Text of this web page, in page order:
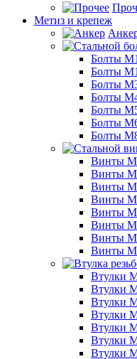
Метиз и крепеж
Болты
Болты
Болты
Болты
Болты
Болты
Болты
Винты
Винты
Винты
Винты
Винты
Винты
Винты
Винты
Втулки
Втулки
Втулки
Втулки
Втулки
Втулки
Втулки